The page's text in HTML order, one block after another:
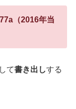
（2016年当
て書き出しする